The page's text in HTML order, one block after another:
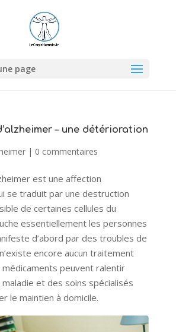
page
– une détérioration
| 0 commentaires
est une affection
se traduit par une destruction
de certaines cellules du
essentiellement les personnes
d’abord par des troubles de
encore aucun traitement
peuvent ralentir
maladie et des soins spécialisés
le maintien à domicile.